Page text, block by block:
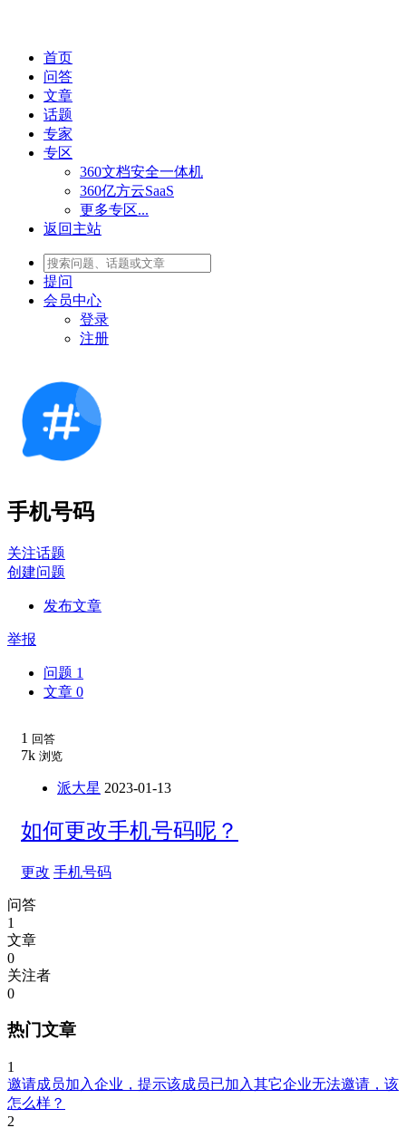
首页
问答
文章
话题
专家
专区
360文档安全一体机
360亿方云SaaS
更多专区...
返回主站
提问
会员中心
登录
注册
手机号码
关注话题
创建问题
发布文章
举报
问题 1
文章 0
1 回答
7k 浏览
派大星 2023-01-13
如何更改手机号码呢？
更改 手机号码
问答
1
文章
0
关注者
0
热门文章
1
邀请成员加入企业，提示该成员已加入其它企业无法邀请，该
怎么样？
2